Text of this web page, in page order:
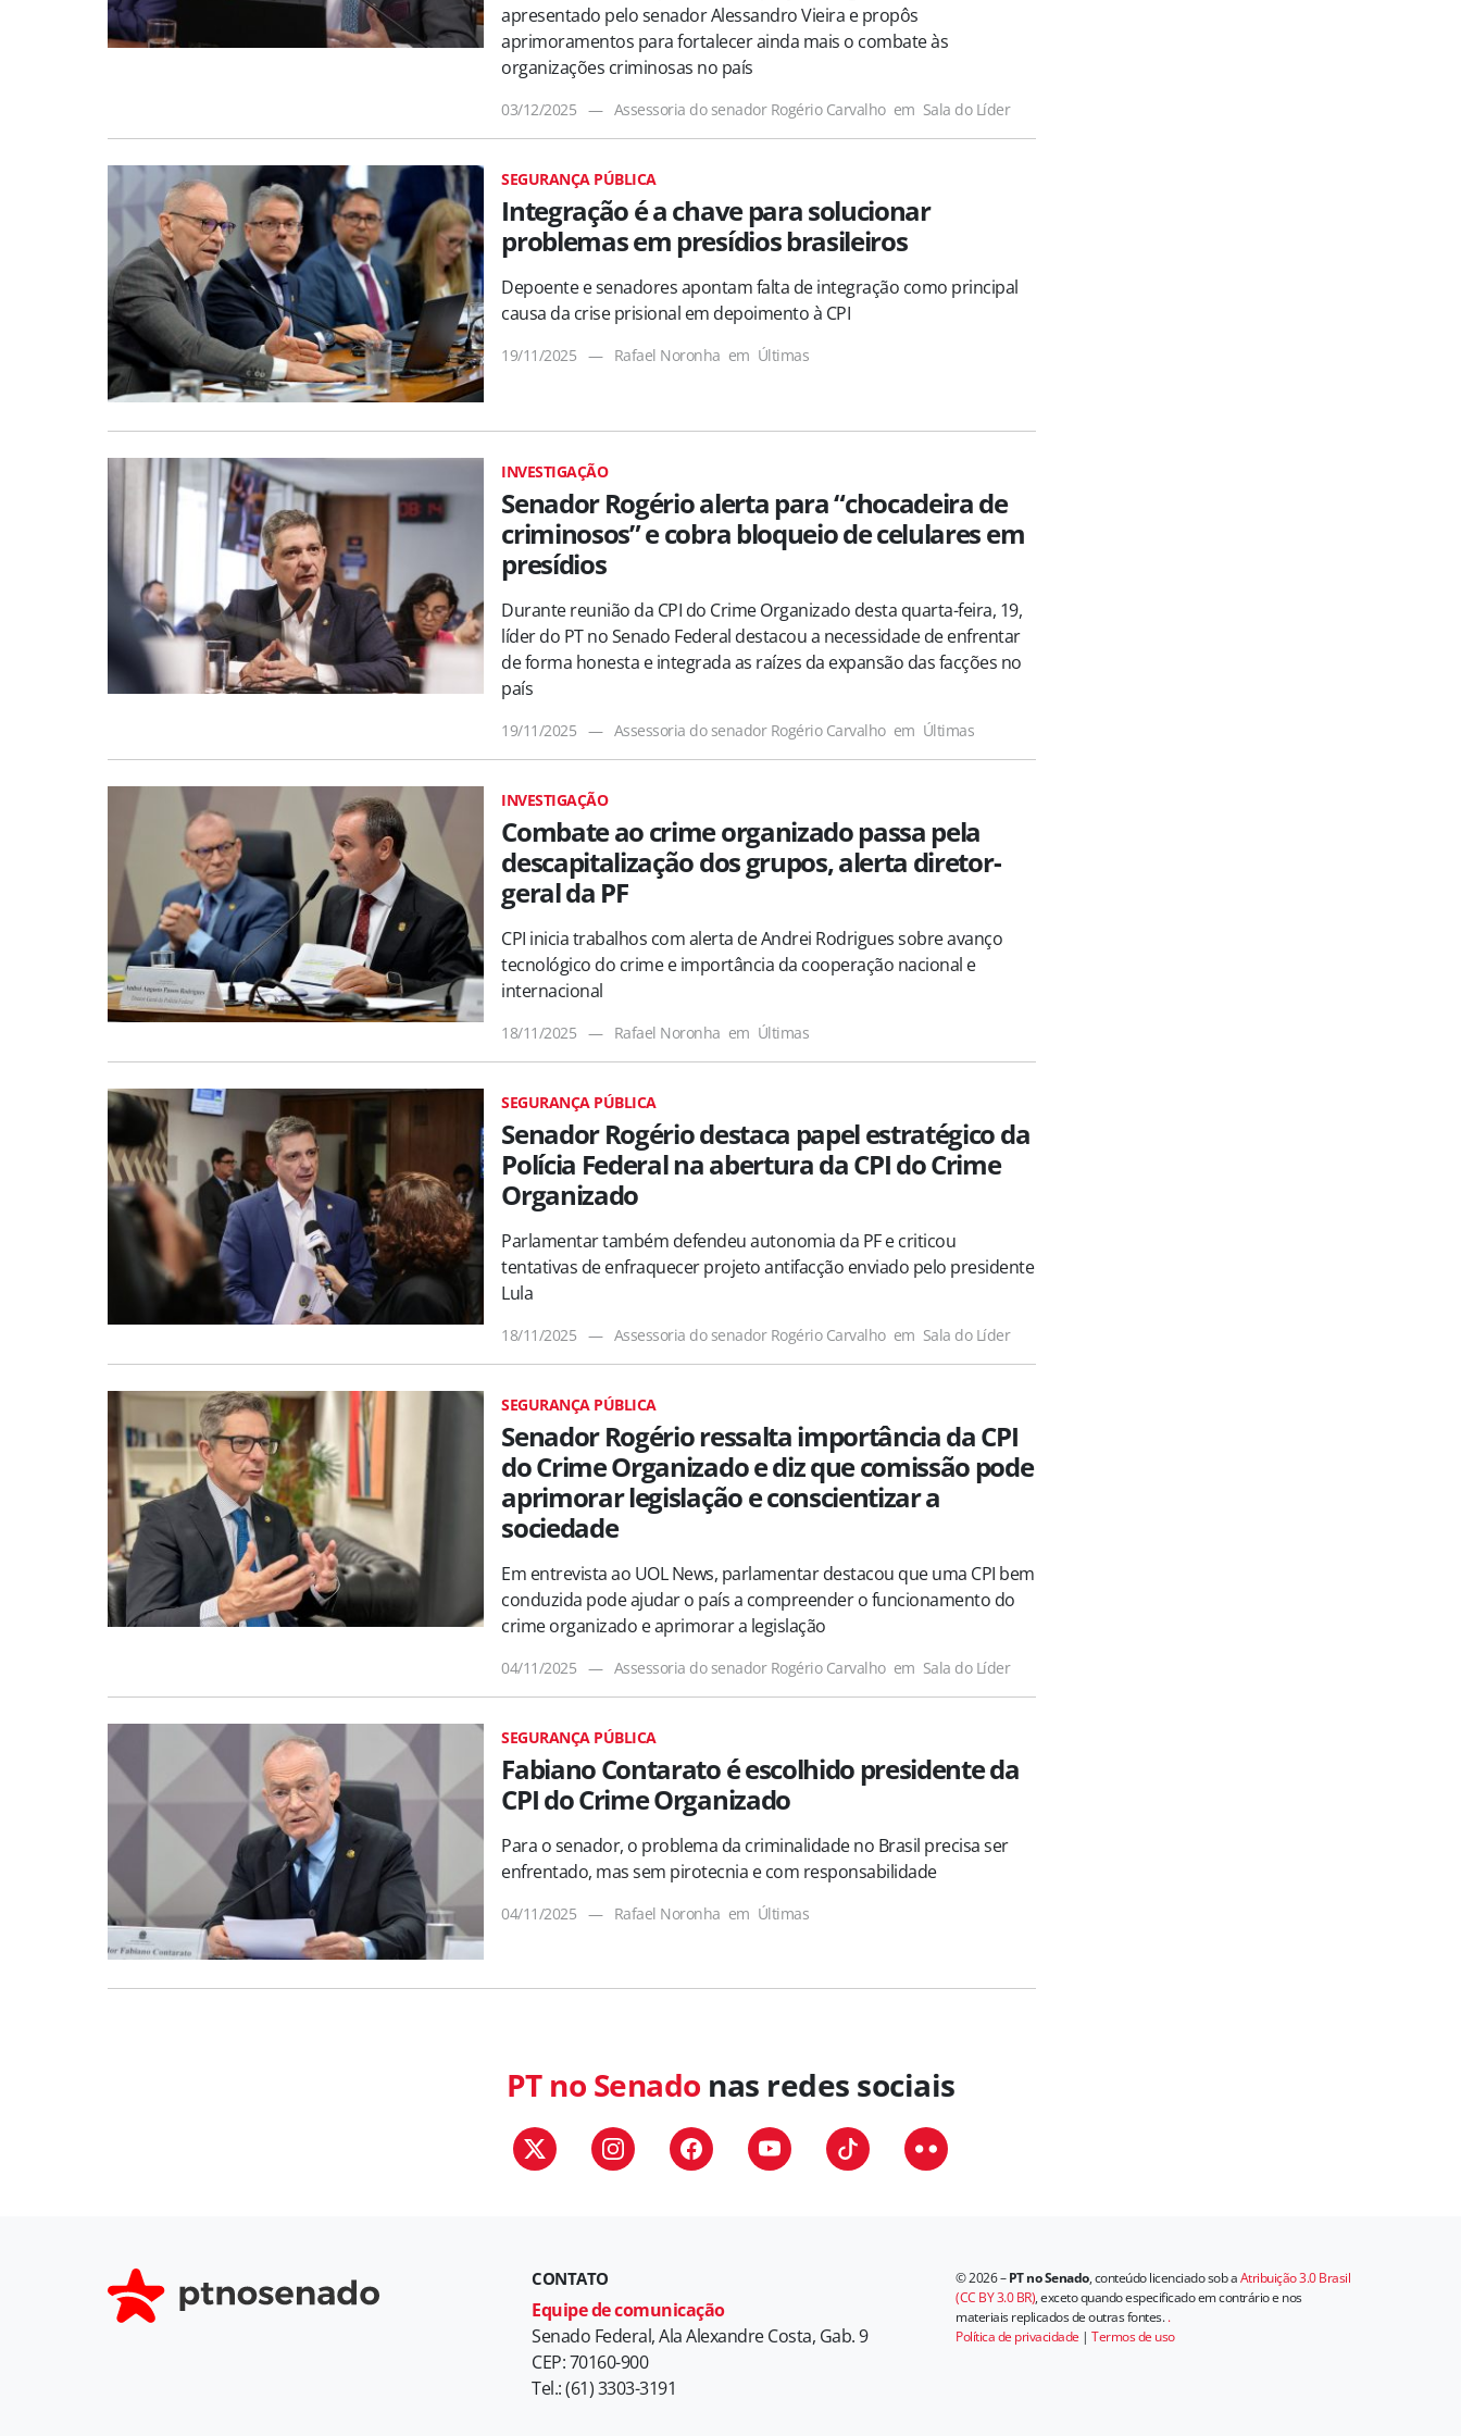
apresentado pelo senador Alessandro Vieira e propôs
aprimoramentos para fortalecer ainda mais o combate às
organizações criminosas no país
03/12/2025 — Assessoria do senador Rogério Carvalho em Sala do Líder
SEGURANÇA PÚBLICA
Integração é a chave para solucionar
problemas em presídios brasileiros
Depoente e senadores apontam falta de integração como principal
causa da crise prisional em depoimento à CPI
19/11/2025 — Rafael Noronha em Últimas
INVESTIGAÇÃO
Senador Rogério alerta para “chocadeira de
criminosos” e cobra bloqueio de celulares em
presídios
Durante reunião da CPI do Crime Organizado desta quarta-feira, 19,
líder do PT no Senado Federal destacou a necessidade de enfrentar
de forma honesta e integrada as raízes da expansão das facções no
país
19/11/2025 — Assessoria do senador Rogério Carvalho em Últimas
INVESTIGAÇÃO
Combate ao crime organizado passa pela
descapitalização dos grupos, alerta diretor-
geral da PF
CPI inicia trabalhos com alerta de Andrei Rodrigues sobre avanço
tecnológico do crime e importância da cooperação nacional e
internacional
18/11/2025 — Rafael Noronha em Últimas
SEGURANÇA PÚBLICA
Senador Rogério destaca papel estratégico da
Polícia Federal na abertura da CPI do Crime
Organizado
Parlamentar também defendeu autonomia da PF e criticou
tentativas de enfraquecer projeto antifacção enviado pelo presidente
Lula
18/11/2025 — Assessoria do senador Rogério Carvalho em Sala do Líder
SEGURANÇA PÚBLICA
Senador Rogério ressalta importância da CPI
do Crime Organizado e diz que comissão pode
aprimorar legislação e conscientizar a
sociedade
Em entrevista ao UOL News, parlamentar destacou que uma CPI bem
conduzida pode ajudar o país a compreender o funcionamento do
crime organizado e aprimorar a legislação
04/11/2025 — Assessoria do senador Rogério Carvalho em Sala do Líder
SEGURANÇA PÚBLICA
Fabiano Contarato é escolhido presidente da
CPI do Crime Organizado
Para o senador, o problema da criminalidade no Brasil precisa ser
enfrentado, mas sem pirotecnia e com responsabilidade
04/11/2025 — Rafael Noronha em Últimas
PT no Senado nas redes sociais
CONTATO
Equipe de comunicação
Senado Federal, Ala Alexandre Costa, Gab. 9
CEP: 70160-900
Tel.: (61) 3303-3191
© 2026 –PT no Senado, conteúdo licenciado sob aAtribuição 3.0 Brasil
(CC BY 3.0 BR), exceto quando especificado em contrário e nos
materiais replicados de outras fontes..
Política de privacidade | Termos de uso